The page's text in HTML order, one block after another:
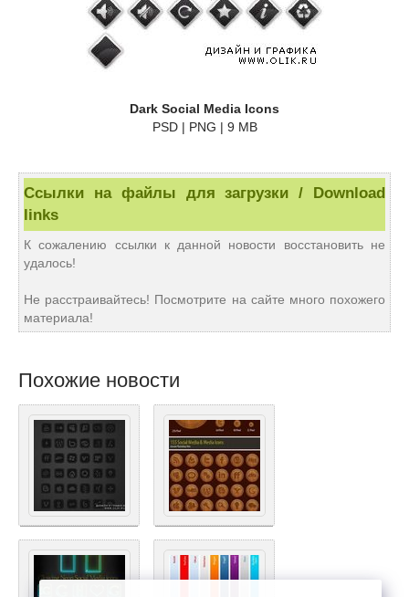
Dark Social Media Icons
PSD | PNG | 9 MB
Ссылки на файлы для загрузки / Download
links
К сожалению ссылки к данной новости восстановить не
удалось!
Не расстраивайтесь! Посмотрите на сайте много похожего
материала!
Похожие новости